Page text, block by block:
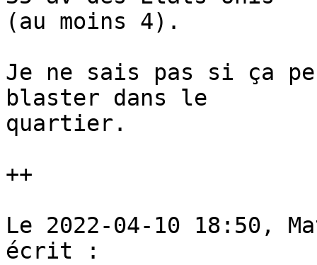
(au moins 4).
Je ne sais pas si ça
blaster dans le
quartier.
++
Le 2022-04-10 18:50,
écrit :